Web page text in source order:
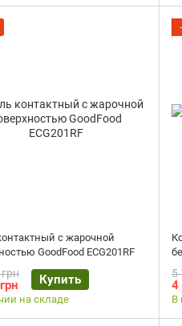
с жарочной
GoodFood ECG201RF
Купить
на складе
5
4
В